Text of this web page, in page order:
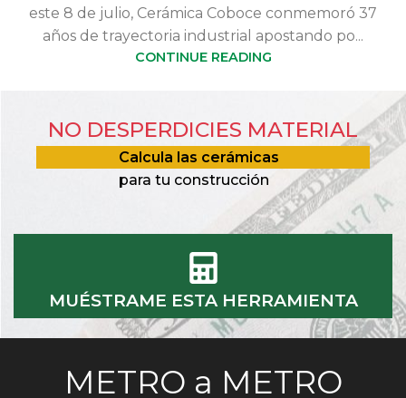
este 8 de julio, Cerámica Coboce conmemoró 37
años de trayectoria industrial apostando po...
CONTINUE READING
NO DESPERDICIES MATERIAL
Calcula las cerámicas
para tu construcción
MUÉSTRAME ESTA HERRAMIENTA
METRO a METRO